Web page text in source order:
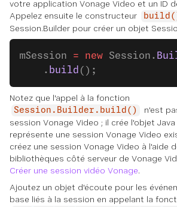
votre application Vonage Video et un ID
Appelez ensuite le constructeur
Session.Builder pour créer un objet
mSession = new Session.
    .
build ();
Notez que l'appel à la fonction
Session.Builder.build() n'est
session Vonage Video ; il crée l'objet
représente une session Vonage Video
créez une session Vonage Video à l'aide
bibliothèques côté serveur de Vonage
Créer une session vidéo Vonage.
Ajoutez un objet d'écoute pour les
base liés à la session en appelant la